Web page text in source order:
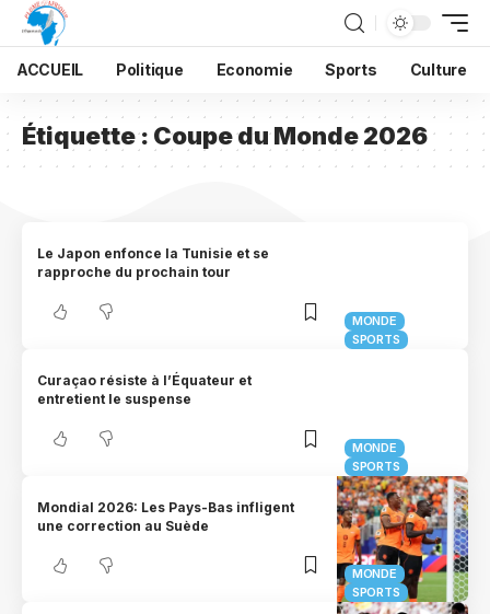
ACCUEIL Politique Economie Sports Culture
Étiquette : Coupe du Monde 2026
MONDE
SPORTS
Le Japon enfonce la Tunisie et se
rapproche du prochain tour
MONDE
SPORTS
Curaçao résiste à l’Équateur et
entretient le suspense
MONDE
SPORTS
Mondial 2026: Les Pays-Bas infligent
une correction au Suède